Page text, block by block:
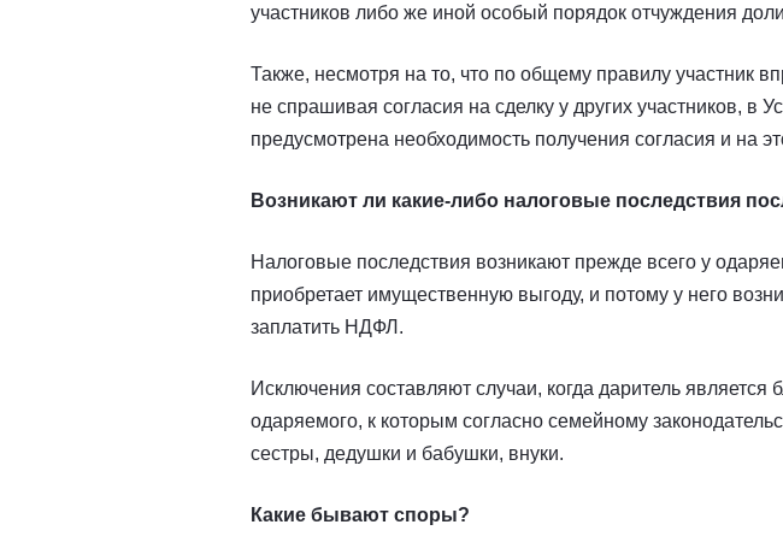
участников либо же иной особый порядок отчуждения
Также, несмотря на то, что по общему правилу участник
не спрашивая согласия на сделку у других участников, в
предусмотрена необходимость получения согласия и на
Возникают ли какие-либо налоговые последствия
Налоговые последствия возникают прежде всего у
приобретает имущественную выгоду, и потому у него
заплатить НДФЛ.
Исключения составляют случаи, когда даритель
одаряемого, к которым согласно семейному
сестры, дедушки и бабушки, внуки.
Какие бывают споры?